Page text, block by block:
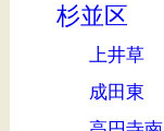
杉並区
上井草
成田東